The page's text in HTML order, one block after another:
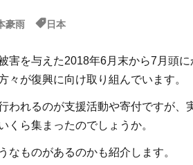
豪雨 日本
害を与えた2018年6月末から7月頭に
が復興に向け取り組んでいます。
われるのが支援活動や寄付ですが、
くら集まったのでしょうか。
なものがあるのかも紹介します。